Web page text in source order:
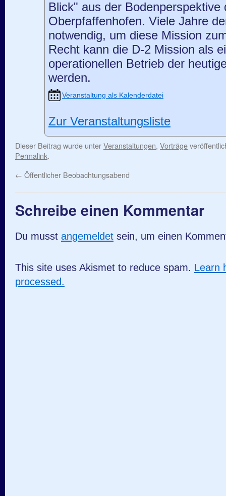
Blick" aus der
Oberpfaffenhofen. Viele Jahre
notwendig, um diese Mission
Recht kann die D-2 Mission als
operationellen Betrieb der
werden.
Veranstaltung als Kalenderdatei
Zur Veranstaltungsliste
Dieser Beitrag wurde unterVeranstaltungen, Vorträge
Permalink.
← Öffentlicher Beobachtungsabend
Schreibe einen Kommentar
Du musst angemeldet sein, um einen
This site uses Akismet to reduce spam. Learn
processed.